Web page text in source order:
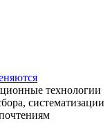
технологии
систематизации